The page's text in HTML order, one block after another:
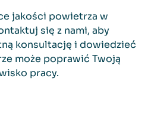
jakości powietrza w
się z nami, aby
konsultację i dowiedzieć
może poprawić Twoją
pracy.